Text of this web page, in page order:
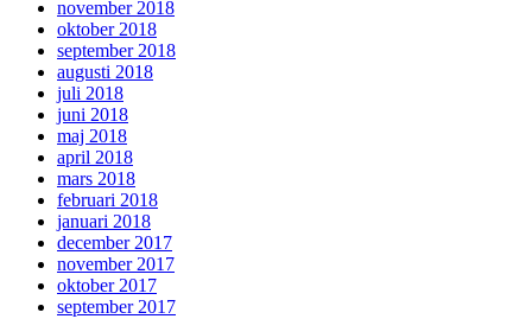
november 2018
oktober 2018
september 2018
augusti 2018
juli 2018
juni 2018
maj 2018
april 2018
mars 2018
februari 2018
januari 2018
december 2017
november 2017
oktober 2017
september 2017